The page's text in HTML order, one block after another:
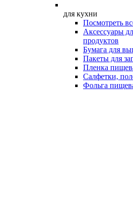
для кухни
Посмотреть
Аксессуары
продуктов
Бумага для
Пакеты для
Пленка
Салфетки,
Фольга